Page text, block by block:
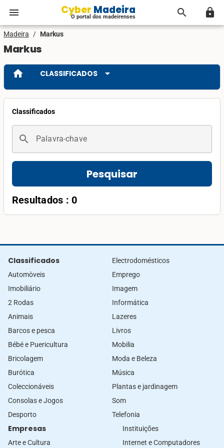
menu Cyber Madeira
O portal dos madeirenses search lock
Madeira / Markus
Markus
home CLASSIFICADOS arrow_drop_down
Classificados
search Palavra-chave
Pesquisar
Resultados : 0
Classificados
Automòveis
Imobiliário
2 Rodas
Animais
Barcos e pesca
Bébé e Puericultura
Bricolagem
Burótica
Coleccionáveis
Consolas e Jogos
Desporto
Electrodomésticos
Emprego
Imagem
Informática
Lazeres
Livros
Mobilia
Moda e Beleza
Música
Plantas e jardinagem
Som
Telefonia
Empresas
Arte e Cultura
Instituições
Internet e Computadores